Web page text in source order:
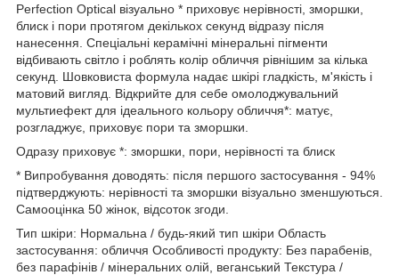
Perfection Optical візуально * приховує нерівності, зморшки,
блиск і пори протягом декількох секунд відразу після
нанесення. Спеціальні керамічні мінеральні пігменти
відбивають світло і роблять колір обличчя рівнішим за кілька
секунд. Шовковиста формула надає шкірі гладкість, м'якість і
матовий вигляд. Відкрийте для себе омолоджувальний
мультиефект для ідеального кольору обличчя*: матує,
розгладжує, приховує пори та зморшки.
Одразу приховує *: зморшки, пори, нерівності та блиск
* Випробування доводять: після першого застосування - 94%
підтверджують: нерівності та зморшки візуально зменшуються.
Самооцінка 50 жінок, відсоток згоди.
Тип шкіри: Нормальна / будь-який тип шкіри Область
застосування: обличчя Особливості продукту: Без парабенів,
без парафінів / мінеральних олій, веганський Текстура /